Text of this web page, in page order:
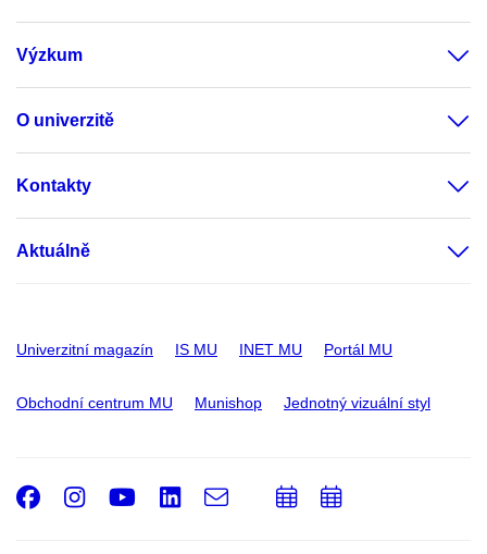
Výzkum
O univerzitě
Kontakty
Aktuálně
Univerzitní magazín IS MU INET MU Portál MU
Obchodní centrum MU Munishop Jednotný vizuální styl
Facebook
Instagram
Youtube
LinkedIn
e-
PřidatPřidat